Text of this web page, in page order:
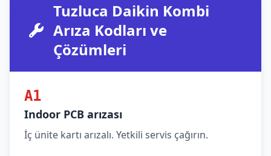
Tuzluca Daikin Kombi
Arıza Kodları ve
Çözümleri
A1
Indoor PCB arızası
İç ünite kartı arızalı. Yetkili servis çağırın.